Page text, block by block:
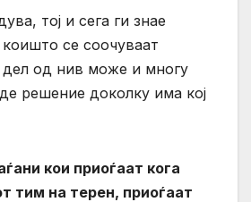
тој и сега ги знае
се соочуваат
дел од нив може и многу
решение доколку има кој
кои приоѓаат кога
тим на терен, приоѓаат